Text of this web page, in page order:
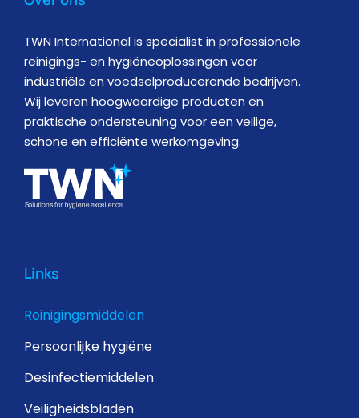
TWN International is specialist in professionele
reinigings- en hygiëneoplossingen voor
industriële en voedselproducerende bedrijven.
Wij leveren hoogwaardige producten en
praktische ondersteuning voor een veilige,
schone en efficiënte werkomgeving.
Links
Reinigingsmiddelen
Persoonlijke hygiëne
Desinfectiemiddelen
Veiligheidsbladen